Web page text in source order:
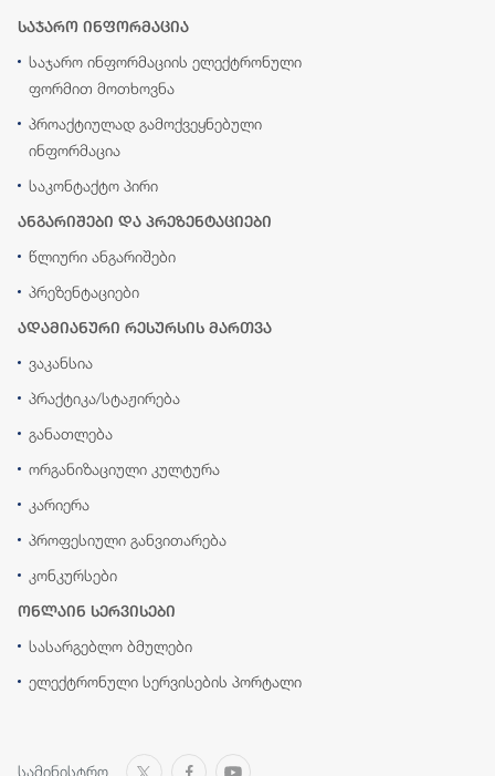
საჯარო ინფორმაცია
საჯარო ინფორმაციის ელექტრონული
ფორმით მოთხოვნა
პროაქტიულად გამოქვეყნებული
ინფორმაცია
საკონტაქტო პირი
ანგარიშები და პრეზენტაციები
წლიური ანგარიშები
პრეზენტაციები
ადამიანური რესურსის მართვა
ვაკანსია
პრაქტიკა/სტაჟირება
განათლება
ორგანიზაციული კულტურა
კარიერა
პროფესიული განვითარება
კონკურსები
ონლაინ სერვისები
სასარგებლო ბმულები
ელექტრონული სერვისების პორტალი
სამინისტრო